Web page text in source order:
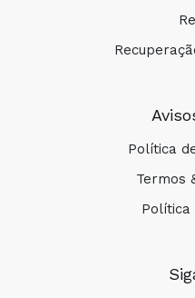
Política
Termos
Política